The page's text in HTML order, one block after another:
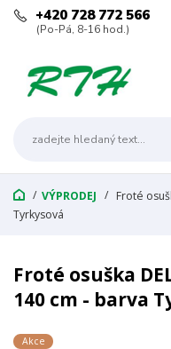
+420 728 772 566
(Po-Pá, 8-16 hod.)
VÝPRODEJ
Froté
Tyrkysová
Froté osuška
140 cm - barva
Akce